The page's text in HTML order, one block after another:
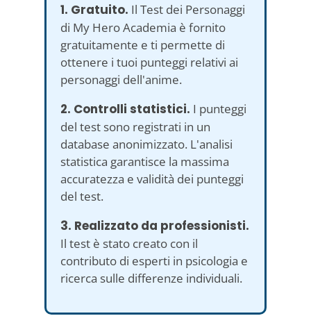
1. Gratuito. Il Test dei Personaggi
di My Hero Academia è fornito
gratuitamente e ti permette di
ottenere i tuoi punteggi relativi ai
personaggi dell'anime.
2. Controlli statistici. I punteggi
del test sono registrati in un
database anonimizzato. L'analisi
statistica garantisce la massima
accuratezza e validità dei punteggi
del test.
3. Realizzato da professionisti.
Il test è stato creato con il
contributo di esperti in psicologia e
ricerca sulle differenze individuali.